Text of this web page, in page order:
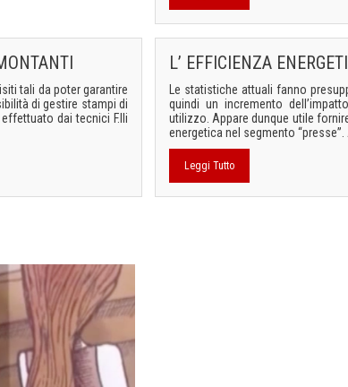
tali da poter garantire
di gestire stampi di
dai tecnici F.lli
L’ EFFICIENZA
Le statistiche attuali fanno
quindi un incremento
utilizzo. Appare dunque utile
energetica nel segmento
Leggi Tutto